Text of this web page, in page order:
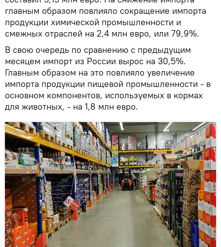
главным образом повлияло сокращение импорта
продукции химической промышленности и
смежных отраслей на 2,4 млн евро, или 79,9%.
В свою очередь по сравнению с предыдущим
месяцем импорт из России вырос на 30,5%.
Главным образом на это повлияло увеличение
импорта продукции пищевой промышленности - в
основном компонентов, используемых в кормах
для животных, - на 1,8 млн евро.